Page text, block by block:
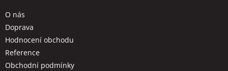
O nás
Doprava
Hodnocení obchodu
Reference
Obchodní podmínky